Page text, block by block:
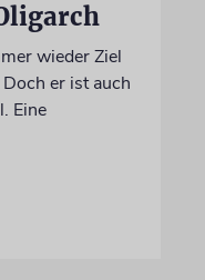
wieder Ziel
er ist auch
Eine